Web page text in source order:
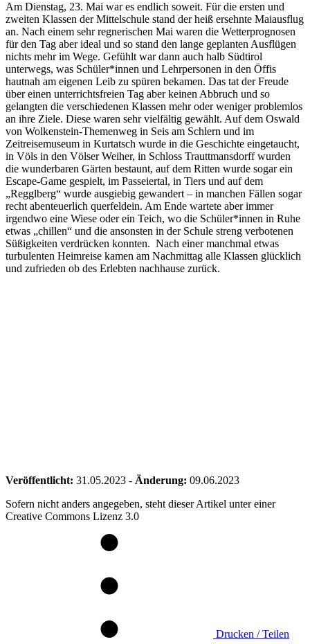
Am Dienstag, 23. Mai war es endlich soweit. Für die ersten und
zweiten Klassen der Mittelschule stand der heiß ersehnte Maiausflug
an. Nach einem sehr regnerischen Mai waren die Wetterprognosen
für den Tag aber ideal und so stand den lange geplanten Ausflügen
nichts mehr im Wege. Gefühlt war dann auch halb Südtirol
unterwegs, was Schüler*innen und Lehrpersonen in den Öffis
hautnah am eigenen Leib zu spüren bekamen. Das tat der Freude
über einen unterrichtsfreien Tag aber keinen Abbruch und so
gelangten die verschiedenen Klassen mehr oder weniger problemlos
an ihre Ziele. Diese waren sehr vielfältig gewählt. Auf dem Oswald
von Wolkenstein-Themenweg in Seis am Schlern und im
Zeitreisemuseum in Kurtatsch wurde in die Geschichte eingetaucht,
in Völs in den Völser Weiher, in Schloss Trauttmansdorff wurden
die wunderbaren Gärten bestaunt, auf dem Ritten wurde sogar ein
Escape-Game gespielt, im Passeiertal, in Tiers und auf dem
„Regglberg“ wurde ausgiebig gewandert – in manchen Fällen sogar
recht abenteuerlich querfeldein. Am Ende wartete aber immer
irgendwo eine Wiese oder ein Teich, wo die Schüler*innen in Ruhe
etwas „chillen“ und die ansonsten in der Schule streng verbotenen
Süßigkeiten verdrücken konnten. Nach einer manchmal etwas
turbulenten Heimreise kamen am Nachmittag alle Klassen glücklich
und zufrieden ob des Erlebten nachhause zurück.
Veröffentlicht: 31.05.2023 - Änderung: 09.06.2023
Sofern nicht anders angegeben, steht dieser Artikel unter einer
Creative Commons Lizenz 3.0
Drucken / Teilen